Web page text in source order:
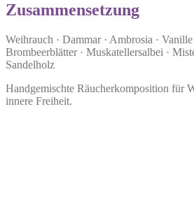
Zusammensetzung
Weihrauch · Dammar · Ambrosia ·
Brombeerblätter · Muskatellersalbei ·
Sandelholz
Handgemischte Räucherkomposition für
innere Freiheit.